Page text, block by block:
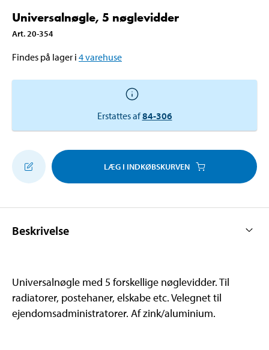
Universalnøgle, 5 nøglevidder
Art. 20-354
Findes på lager i 4varehuse
Erstattes af84-306
LÆG I INDKØBSKURVEN
Beskrivelse
Universalnøgle med 5 forskellige nøglevidder. Til
radiatorer, postehaner, elskabe etc. Velegnet til
ejendomsadministratorer. Af zink/aluminium.